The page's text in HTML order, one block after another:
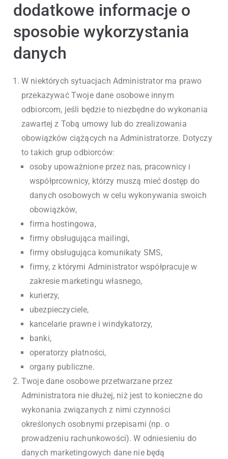
dodatkowe informacje o
sposobie wykorzystania
danych
W niektórych sytuacjach Administrator ma prawo
przekazywać Twoje dane osobowe innym
odbiorcom, jeśli będzie to niezbędne do wykonania
zawartej z Tobą umowy lub do zrealizowania
obowiązków ciążących na Administratorze. Dotyczy
to takich grup odbiorców:
osoby upoważnione przez nas, pracownicy i
współprcownicy, którzy muszą mieć dostęp do
danych osobowych w celu wykonywania swoich
obowiązków,
firma hostingowa,
firmy obsługująca mailingi,
firmy obsługująca komunikaty SMS,
firmy, z którymi Administrator współpracuje w
zakresie marketingu własnego,
kurierzy,
ubezpieczyciele,
kancelarie prawne i windykatorzy,
banki,
operatorzy płatności,
organy publiczne.
Twoje dane osobowe przetwarzane przez
Administratora nie dłużej, niż jest to konieczne do
wykonania związanych z nimi czynności
określonych osobnymi przepisami (np. o
prowadzeniu rachunkowości). W odniesieniu do
danych marketingowych dane nie będą